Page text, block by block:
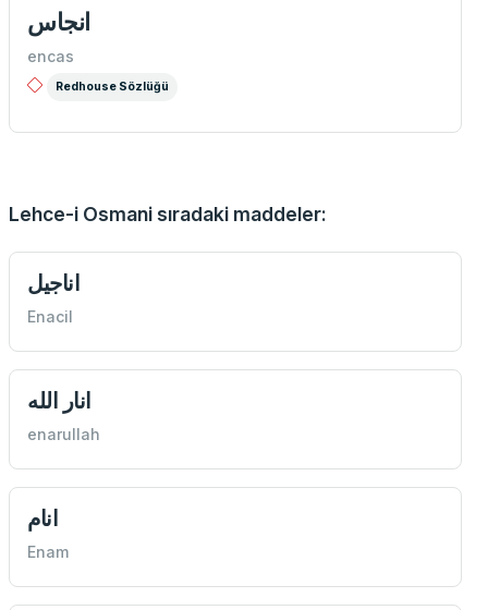
انجاس
encas
Redhouse Sözlüğü
Lehce-i Osmani sıradaki maddeler:
اناجيل
Enacil
انار الله
enarullah
انام
Enam